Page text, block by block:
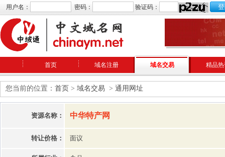
用户名： 密码： 验证码：
首页 域名注册 域名交易 精品
您当前的位置： 首页 > 域名交易 > 通用网址
资源名称： 中华特产网
转让价格： 面议